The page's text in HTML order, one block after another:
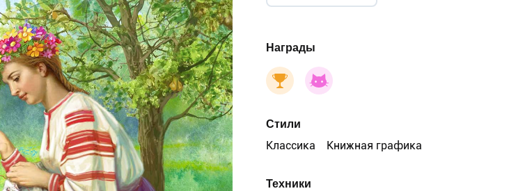
Награды
Стили
Классика
Книжная графика
Техники